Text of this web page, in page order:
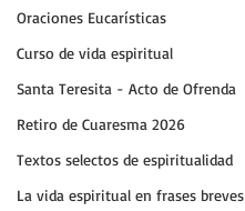
Oraciones Eucarísticas
Curso de vida espiritual
Santa Teresita - Acto de Ofrenda
Retiro de Cuaresma 2026
Textos selectos de espiritualidad
La vida espiritual en frases breves